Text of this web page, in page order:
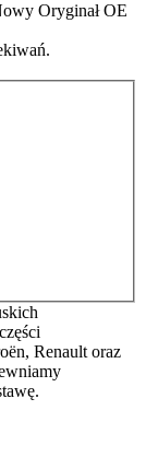
Oryginał OE
Renault oraz